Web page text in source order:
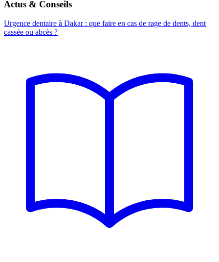
Actus & Conseils
Urgence dentaire à Dakar : que faire en cas de rage de dents, dent
cassée ou abcès ?